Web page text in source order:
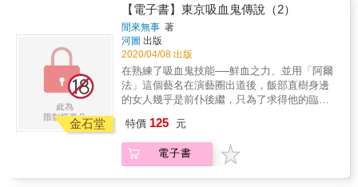
蓋住，上面形成人體隆起的模樣，方秀娥跑到
推床邊，一把拉開白布，卻突然驚聲大喊，放
開白布，連退三步……白布軟趴趴的重新又覆
蓋上去，只露出躺在床上那人的一條臂膀，突
然，推床上蓋著白布的人體徐徐坐起來，與此
同時，牆角的屍櫃內敲擊聲響亮的傳出來……
極度恐懼使兩人立刻轉身奔向大門，然而大門
又沉又厚重，她們竟然推不開！忽地，兩個人
的衣領被緊緊拽住，向後拉扯──「救命……放
金石堂
【電子書】東京吸血鬼傳說（2）
閒來無事 著
河圖 出版
2020/04/08 出版
在熟練了吸血鬼技能──鮮血之力、並用「阿爾
法」這個藝名在演藝圈出道後，飯部直樹身邊
的女人幾乎是前仆後繼，只為了求得他的臨
欲死的絕頂高潮……
特價 125 元
電子書